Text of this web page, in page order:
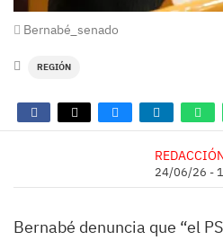
Bernabé_senado
REGIÓN
24/06/26 -
Bernabé denuncia que “el